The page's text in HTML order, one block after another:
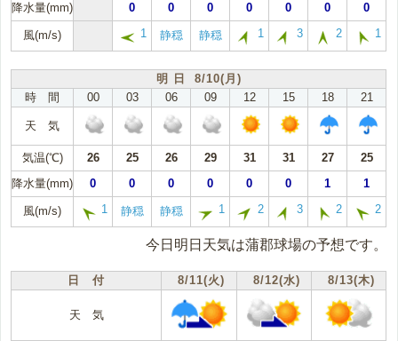
降水量(mm)
0 0 0 0 0 0 0
風(m/s) 1 静穏 静穏 1 3 2 1
明 日 8/10(月)
時 間
00 03 06 09 12 15 18 21
天 気
気温(℃) 26 25 26 29 31 31 27
25
降水量(mm)
0 0 0 0 0 0 1 1
風(m/s) 1 静穏 静穏 1 2 3 2 2
今日明日天気は蒲郡球場の予想です。
日 付 8/11(火) 8/12(水) 8/13(木)
天 気